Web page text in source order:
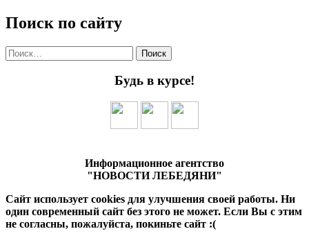
Поиск по сайту
Найти:
Будь в курсе!
Информационное агентство
"НОВОСТИ ЛЕБЕДЯНИ"
Сайт использует cookies для улучшения своей работы. Ни
один современный сайт без этого не может. Если Вы с этим
не согласны, пожалуйста, покиньте сайт :(